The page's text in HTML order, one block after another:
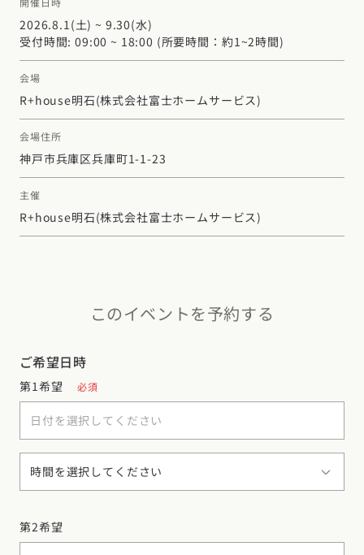
2026.8.1(土) ~ 9.30(水)
受付時間: 09:00 ~ 18:00 (所要時間：約1~2時間)
会場
R+house明石(株式会社富士ホームサービス)
会場住所
神戸市兵庫区兵庫町1-1-23
主催
R+house明石(株式会社富士ホームサービス)
このイベントを予約する
ご希望日時
第1希望 必須
第2希望